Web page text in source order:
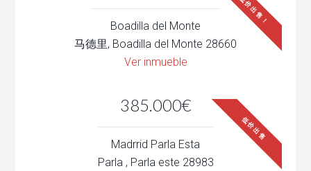
低价出售！
Boadilla del Monte
马德里, Boadilla del Monte 28660
Ver inmueble
385.000€
低价出售
Madrrid Parla Esta
Parla , Parla este 28983